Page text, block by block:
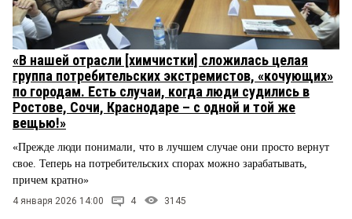
«В нашей отрасли [химчистки] сложилась целая
группа потребительских экстремистов, «кочующих»
по городам. Есть случаи, когда люди судились в
Ростове, Сочи, Краснодаре – с одной и той же
вещью!»
«Прежде люди понимали, что в лучшем случае они просто вернут
свое. Теперь на потребительских спорах можно зарабатывать,
причем кратно»
4 января 2026 14:00 4 3145